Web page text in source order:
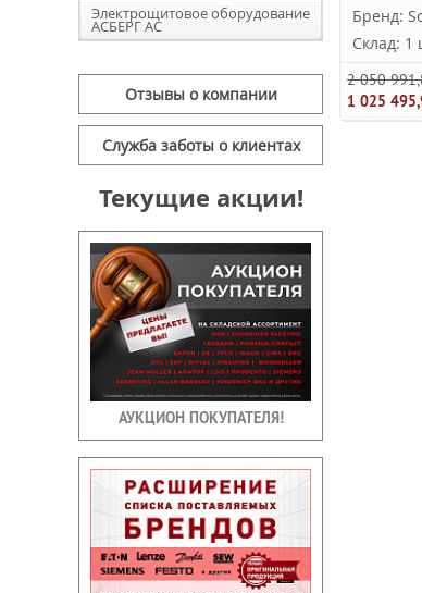
Электрощитовое оборудование
АСБЕРГ АС
Отзывы о компании
Служба заботы о клиентах
Текущие акции!
АУКЦИОН ПОКУПАТЕЛЯ!
Бренд:
Склад: 1
2 050